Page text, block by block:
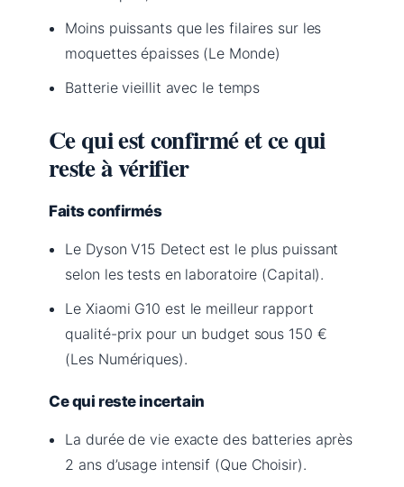
Moins puissants que les filaires sur les
moquettes épaisses (Le Monde)
Batterie vieillit avec le temps
Ce qui est confirmé et ce qui
reste à vérifier
Faits confirmés
Le Dyson V15 Detect est le plus puissant
selon les tests en laboratoire (Capital).
Le Xiaomi G10 est le meilleur rapport
qualité-prix pour un budget sous 150 €
(Les Numériques).
Ce qui reste incertain
La durée de vie exacte des batteries après
2 ans d’usage intensif (Que Choisir).